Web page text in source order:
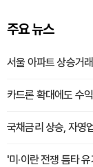
주요 뉴스
서울 아파트 상승거
카드론 확대에도 수
국채금리 상승, 자영
'미·이란 전쟁 틈타